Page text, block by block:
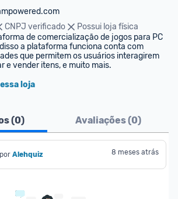
CNPJ verificado
Possui loja física
de comercialização de jogos para PC
a plataforma funciona conta com
que permitem os usuários interagirem
e vender itens, e muito mais.
loja
(0) Avaliações (0)
Alehquiz 8 meses atrás